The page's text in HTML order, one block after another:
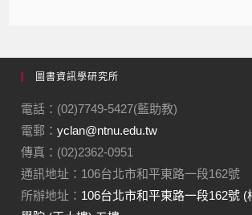
圖書資訊學研究所
電話：(02)7749-5427(藍助教)
電郵：yclan@ntnu.edu.tw
傳真：(02)2362-0951
通訊地址：106台北市和平東路一段162號
所辦地址： 106台北市和平東路一段162號 (